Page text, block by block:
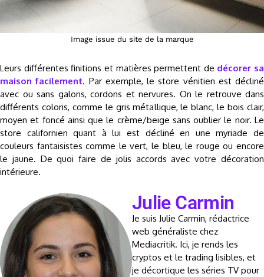
Image issue du site de la marque
Leurs différentes finitions et matières permettent de décorer sa
maison facilement. Par exemple, le store vénitien est décliné
avec ou sans galons, cordons et nervures. On le retrouve dans
différents coloris, comme le gris métallique, le blanc, le bois clair,
moyen et foncé ainsi que le crème/beige sans oublier le noir. Le
store californien quant à lui est décliné en une myriade de
couleurs fantaisistes comme le vert, le bleu, le rouge ou encore
le jaune. De quoi faire de jolis accords avec votre décoration
intérieure.
Julie Carmin
Je suis Julie Carmin, rédactrice
web généraliste chez
Mediacritik. Ici, je rends les
cryptos et le trading lisibles, et
je décortique les séries TV pour